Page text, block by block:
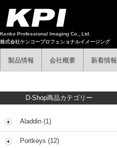
Kenko Professional Imaging Co., Ltd.
株式会社ケンコープロフェショナルイメージング
製品情報 会社概要 新着情報
D-Shop商品カテゴリー
Aladdin (1)
Portkeys (12)